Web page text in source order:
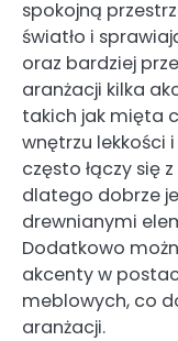
spokojną
światło i
oraz bardziej
aranżacji kilka
takich jak mięta
wnętrzu lekkości
często łączy się
dlatego dobrze
drewnianymi
Dodatkowo
akcenty w
meblowych, co
aranżacji.